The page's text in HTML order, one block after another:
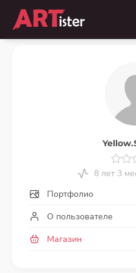
8 лет 3
Портфолио
О пользователе
Магазин